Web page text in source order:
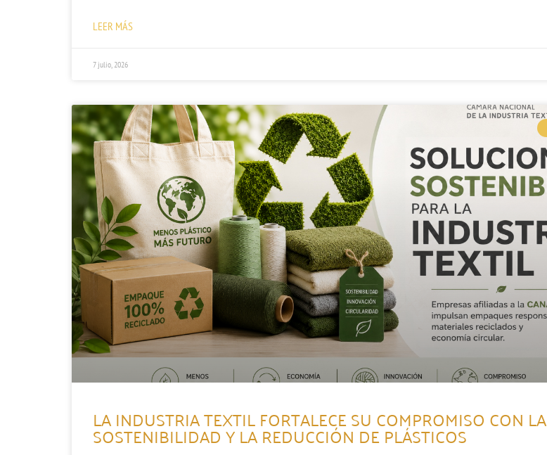
LEER MÁS
7 julio, 2026
LA INDUSTRIA TEXTIL FORTALECE SU COMPROMISO CON LA
SOSTENIBILIDAD Y LA REDUCCIÓN DE PLÁSTICOS